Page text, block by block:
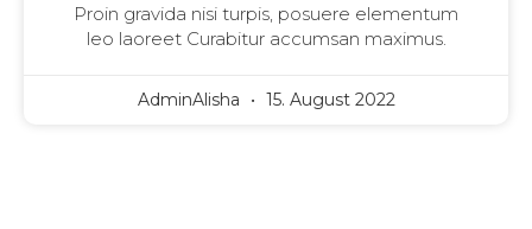
Proin gravida nisi turpis, posuere elementum
leo laoreet Curabitur accumsan maximus.
AdminAlisha 15. August 2022